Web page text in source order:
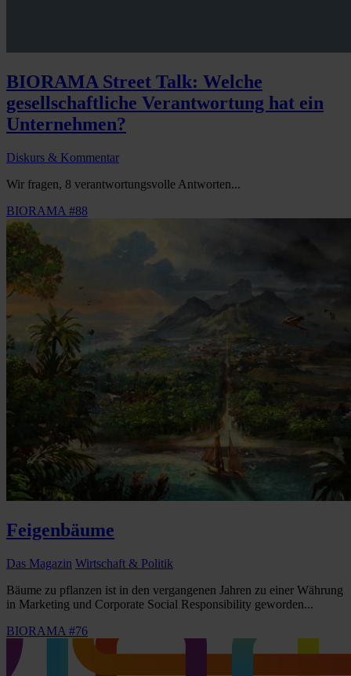
BIORAMA Street Talk: Welche
gesellschaftliche Verantwortung hat ein
Unternehmen?
Diskurs & Kommentar
Wir fragen, 8 verantwortungsvolle Antworten...
BIORAMA #88
Feigenbäume
Das Magazin Wirtschaft & Politik
Bäume zu pflanzen ist in den vergangenen Jahren zu einer Währung
in Marketing und Corporate Social Responsibility geworden...
BIORAMA #76